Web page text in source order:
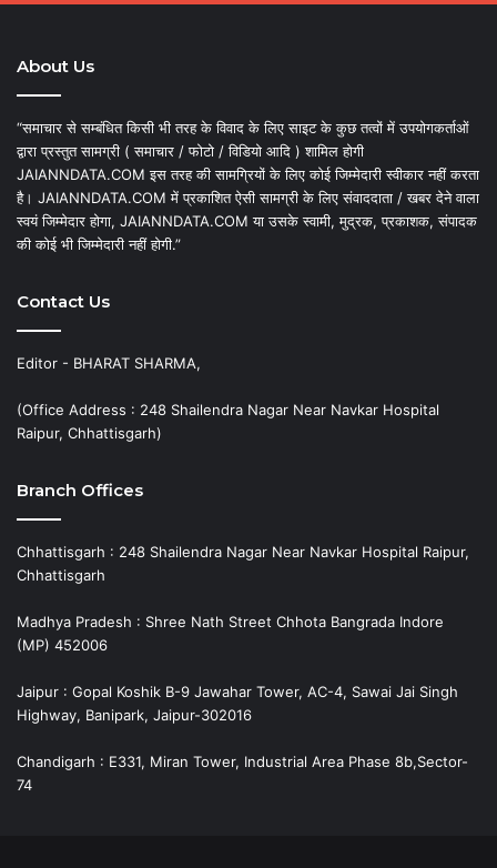
About Us
“समाचार से सम्बंधित किसी भी तरह के विवाद के लिए साइट के कुछ तत्वों में उपयोगकर्ताओं
द्वारा प्रस्तुत सामग्री ( समाचार / फोटो / विडियो आदि ) शामिल होगी
JAIANNDATA.COM इस तरह की सामग्रियों के लिए कोई जिम्मेदारी स्वीकार नहीं करता
है। JAIANNDATA.COM में प्रकाशित ऐसी सामग्री के लिए संवाददाता / खबर देने वाला
स्वयं जिम्मेदार होगा, JAIANNDATA.COM या उसके स्वामी, मुद्रक, प्रकाशक, संपादक
की कोई भी जिम्मेदारी नहीं होगी.”
Contact Us
Editor - BHARAT SHARMA,
(Office Address : 248 Shailendra Nagar Near Navkar Hospital
Raipur, Chhattisgarh)
Branch Offices
Chhattisgarh : 248 Shailendra Nagar Near Navkar Hospital Raipur,
Chhattisgarh
Madhya Pradesh : Shree Nath Street Chhota Bangrada Indore
(MP) 452006
Jaipur : Gopal Koshik B-9 Jawahar Tower, AC-4, Sawai Jai Singh
Highway, Banipark, Jaipur-302016
Chandigarh : E331, Miran Tower, Industrial Area Phase 8b,Sector-
74